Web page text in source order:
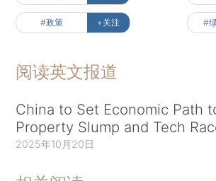
#政策 +关注 #
阅读英文报道
China to Set Economic Path
Property Slump and Tech
2025年10月20日